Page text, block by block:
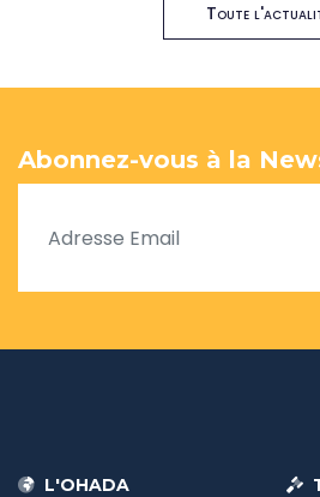
Toute
Abonnez-vous à la
L'OHADA